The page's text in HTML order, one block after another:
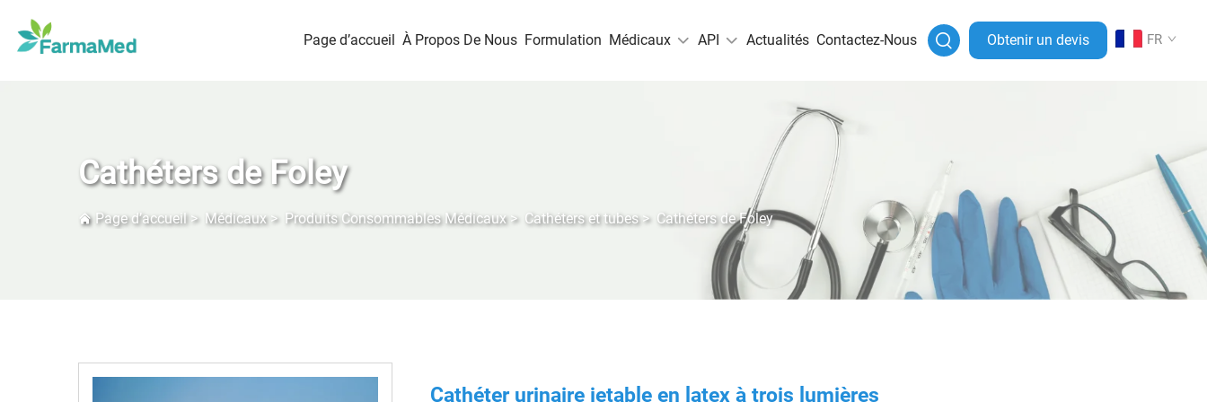
Page d’accueil À Propos De Nous Formulation Médicaux API Actualités Contactez-Nous Obtenir un devis FR
Cathéters de Foley
Page d’accueil> Médicaux> Produits Consommables Médicaux> Cathéters et tubes> Cathéters de Foley
Cathéter urinaire jetable en latex à trois lumières